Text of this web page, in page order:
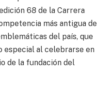
68 de la Carrera
más antigua de
del país, que
especial al celebrarse en
de la fundación del